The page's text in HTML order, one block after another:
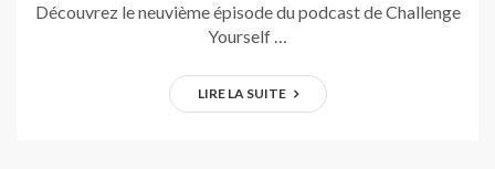
Découvrez le neuvième épisode du podcast de Challenge
Yourself …
LIRE LA SUITE